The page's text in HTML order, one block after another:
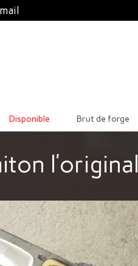
Disponible Brut de forge
l’original